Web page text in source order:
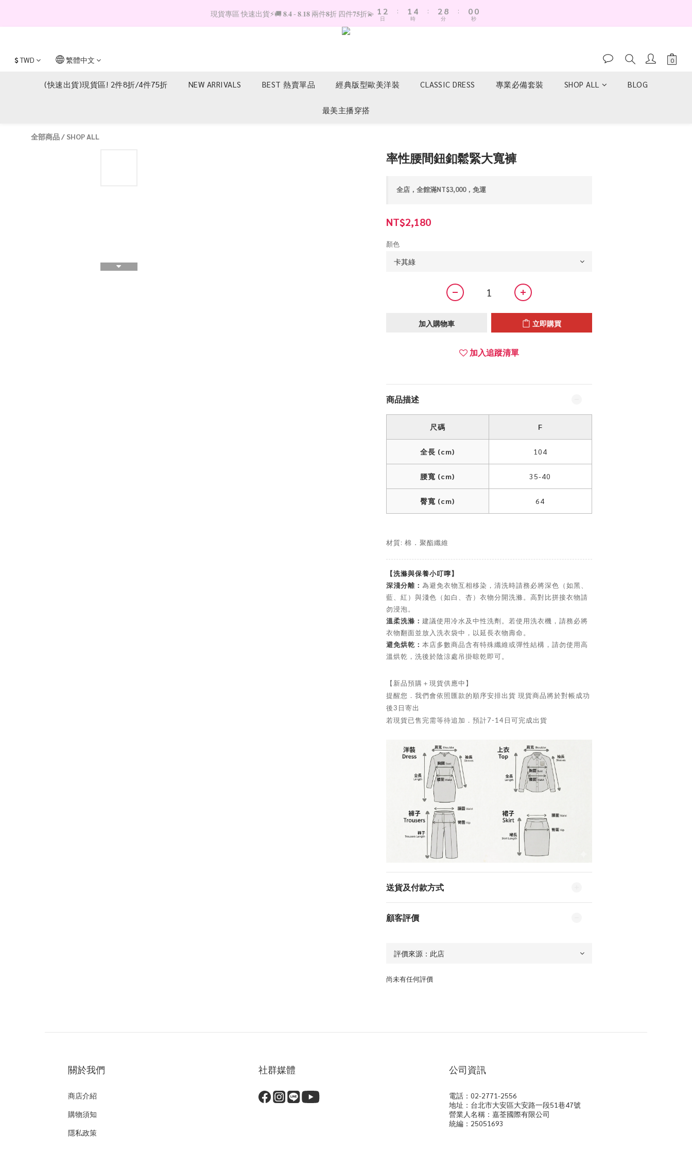
現貨專區 快速出貨⚡️🚚 𝟖.𝟒 - 𝟖.𝟏𝟖 兩件𝟖折 四件𝟕𝟓折💫 1
0
2
1
日
:
1
0
4
3
時
:
2
1
8
7
1
分
:
1
0
2
1
秒
$TWD 繁體中文
(快速出貨)現貨區! 2件8折/4件75折 NEW ARRIVALS BEST 熱賣單品 經典版型歐美洋裝 CLASSIC DRESS 專業必備套裝 SHOP ALL BLOG
最美主播穿搭
全部商品/ SHOP ALL
率性腰間鈕釦鬆緊大寬褲
全店，全館滿NT$3,000，免運
NT$2,180
顏色
加入購物車 立即購買
加入追蹤清單
商品描述
尺碼 F
全長 (cm) 104
腰寬 (cm) 35-40
臀寬 (cm) 64
材質: 棉 ． 聚酯纖維
【洗滌與保養小叮嚀】
深淺分離： 為避免衣物互相移染，清洗時請務必將深色（如黑、
藍、紅）與淺色（如白、杏）衣物分開洗滌。高對比拼接衣物請
勿浸泡。
溫柔洗滌： 建議使用冷水及中性洗劑。若使用洗衣機，請務必將
衣物翻面並放入洗衣袋中，以延長衣物壽命。
避免烘乾： 本店多數商品含有特殊纖維或彈性結構，請勿使用高
溫烘乾，洗後於陰涼處吊掛晾乾即可。
【新品預購＋現貨供應中】
提醒您．我們會依照匯款的順序安排出貨 現貨商品將於對帳成功
後3日寄出
若現貨已售完需等待追加．預計7-14日可完成出貨
送貨及付款方式
顧客評價
尚未有任何評價
關於我們
商店介紹
購物須知
隱私政策
社群媒體 公司資訊
電話：02-2771-2556
地址：台北市大安區大安路一段51巷47號
營業人名稱：嘉荃國際有限公司
統編：25051693